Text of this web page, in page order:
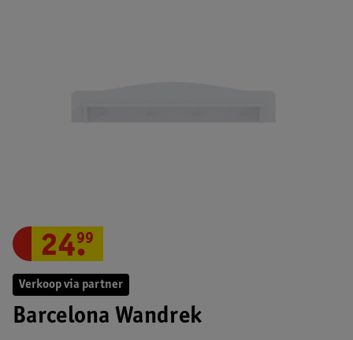
Verkoop via partner
Barcelona Wandrek
24.
99